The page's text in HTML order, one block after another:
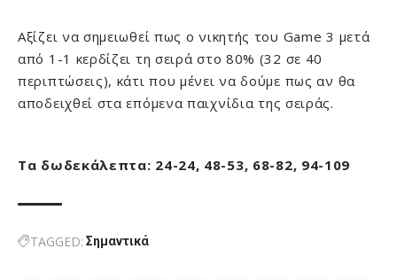
Αξίζει να σημειωθεί πως ο νικητής του Game 3 μετά
από 1-1 κερδίζει τη σειρά στο 80% (32 σε 40
περιπτώσεις), κάτι που μένει να δούμε πως αν θα
αποδειχθεί στα επόμενα παιχνίδια της σειράς.
Τα δωδεκάλεπτα: 24-24, 48-53, 68-82, 94-109
TAGGED: Σημαντικά